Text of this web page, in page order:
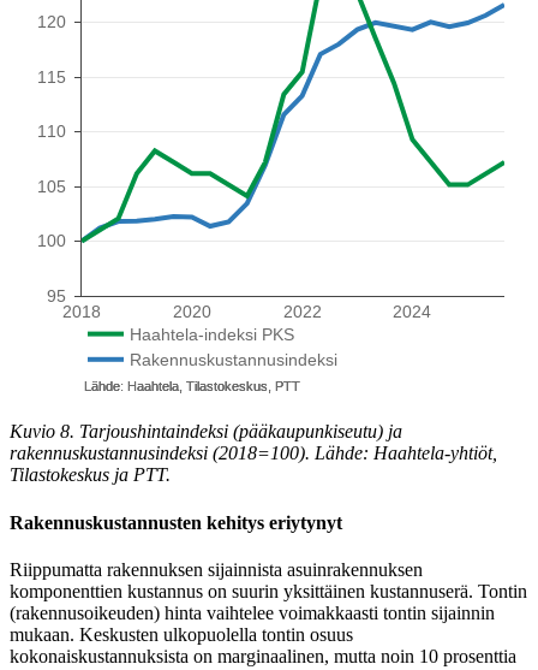
Kuvio 8. Tarjoushintaindeksi (pääkaupunkiseutu) ja
rakennuskustannusindeksi (2018=100). Lähde: Haahtela-yhtiöt,
Tilastokeskus ja PTT.
Rakennuskustannusten kehitys eriytynyt
Riippumatta rakennuksen sijainnista asuinrakennuksen
komponenttien kustannus on suurin yksittäinen kustannuserä. Tontin
(rakennusoikeuden) hinta vaihtelee voimakkaasti tontin sijainnin
mukaan. Keskusten ulkopuolella tontin osuus
kokonaiskustannuksista on marginaalinen, mutta noin 10 prosenttia